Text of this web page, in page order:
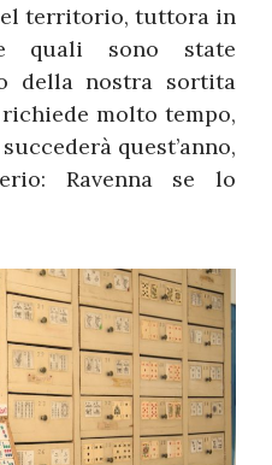
territorio, tuttora in
quali sono state
della nostra sortita
molto tempo,
quest’anno,
Ravenna se lo